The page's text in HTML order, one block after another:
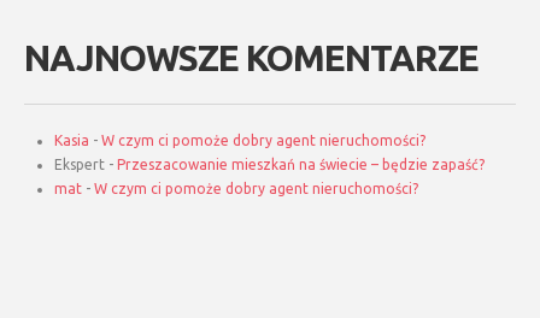
NAJNOWSZE KOMENTARZE
Kasia - W czym ci pomoże dobry agent nieruchomości?
Ekspert - Przeszacowanie mieszkań na świecie – będzie zapaść?
mat - W czym ci pomoże dobry agent nieruchomości?